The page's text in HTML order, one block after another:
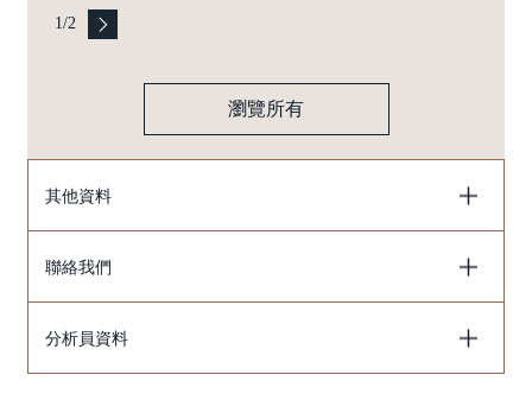
1/2
瀏覽所有
其他資料
聯絡我們
分析員資料